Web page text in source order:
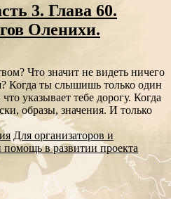
3. Глава 60.
Оленихи.
Что значит не видеть ничего
Когда ты слышишь только один
указывает тебе дорогу. Когда
образы, значения. И только
Для организаторов и
помощь в развитии проекта